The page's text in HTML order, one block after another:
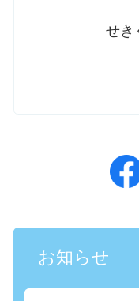
せき
お知らせ